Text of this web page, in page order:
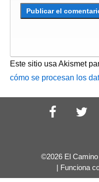
Este sitio usa Akismet
cómo se procesan los
©2026 El
| Funciona